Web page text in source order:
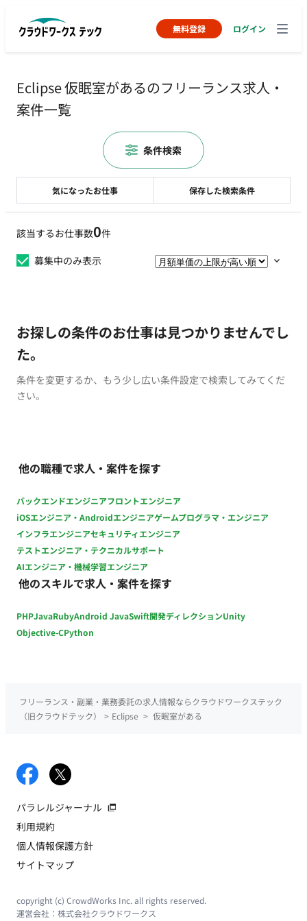
無料登録 ログイン
Eclipse 仮眠室があるのフリーランス求人・
案件一覧
該当するお仕事数0件
募集中のみ表示
お探しの条件のお仕事は見つかりませんでし
た。
条件を変更するか、もう少し広い条件設定で検索してみてくだ
さい。
他の職種で求人・案件を探す
バックエンドエンジニアフロントエンジニア
iOSエンジニア・Androidエンジニアゲームプログラマ・エンジニア
インフラエンジニアセキュリティエンジニア
テストエンジニア・テクニカルサポート
AIエンジニア・機械学習エンジニア
他のスキルで求人・案件を探す
PHPJavaRubyAndroid JavaSwift開発ディレクションUnity
Objective-CPython
気になったお仕事 保存した検索条件
条件検索
フリーランス・副業・業務委託の求人情報ならクラウドワークステック
（旧クラウドテック）
> Eclipse > 仮眠室がある
パラレルジャーナル
利用規約
個人情報保護方針
サイトマップ
copyright (c) CrowdWorks Inc. all rights reserved.
運営会社： 株式会社クラウドワークス